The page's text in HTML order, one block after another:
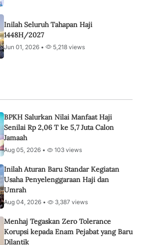
Inilah Seluruh Tahapan Haji
1448H/2027
Jun 01, 2026 • 5,218 views
BPKH Salurkan Nilai Manfaat Haji
Senilai Rp 2,06 T ke 5,7 Juta Calon
Jamaah
Aug 05, 2026 • 103 views
Inilah Aturan Baru Standar Kegiatan
Usaha Penyelenggaraan Haji dan
Umrah
Aug 04, 2026 • 3,387 views
Menhaj Tegaskan Zero Tolerance
Korupsi kepada Enam Pejabat yang Baru
Dilantik